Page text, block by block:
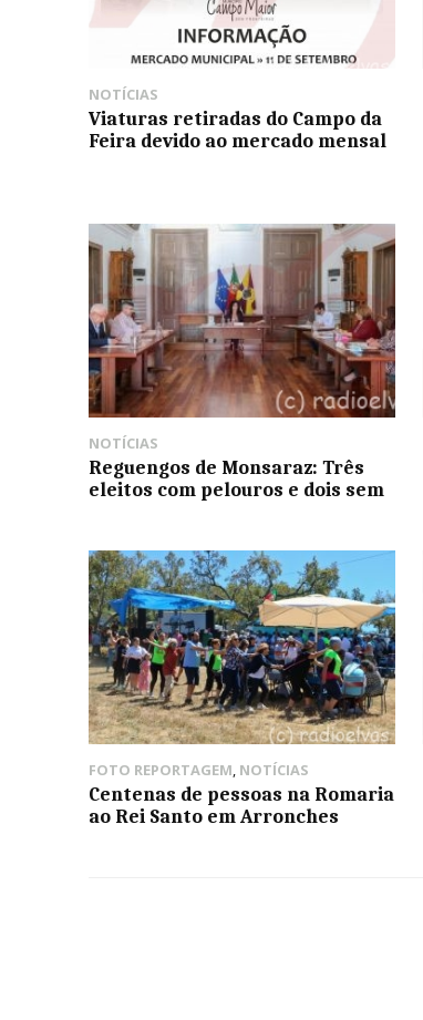
NOTÍCIAS
Viaturas retiradas do Campo da
Feira devido ao mercado mensal
NOTÍCIAS
Reguengos de Monsaraz: Três
eleitos com pelouros e dois sem
FOTO REPORTAGEM NOTÍCIAS
Centenas de pessoas na Romaria
ao Rei Santo em Arronches